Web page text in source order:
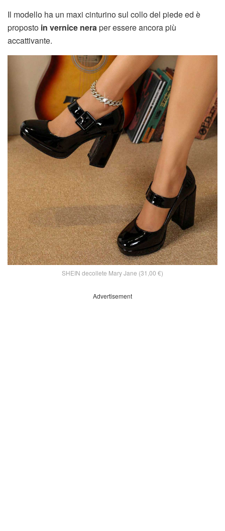
Il modello ha un maxi cinturino sul collo del piede ed è
proposto in vernice neraper essere ancora più
accattivante.
SHEIN decollete Mary Jane (31,00 €)
Advertisement